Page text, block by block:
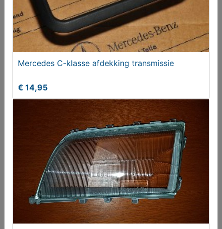
& PSA DV4
Vanaf € 50,00
Mercedes C-klasse koplamp glas RECHTS met
€ 99,95
Mercedes C-klasse afdekking transmissie
€ 14,95